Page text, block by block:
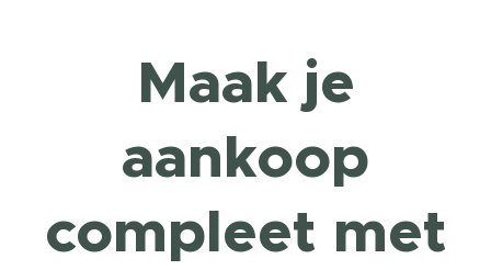
Maak je
aankoop
compleet met